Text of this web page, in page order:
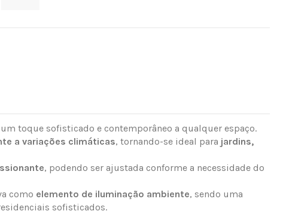
toque sofisticado e contemporâneo a qualquer espaço.
a variações climáticas, tornando-se ideal para jardins,
, podendo ser ajustada conforme a necessidade do
como elemento de iluminação ambiente, sendo uma
sofisticados.